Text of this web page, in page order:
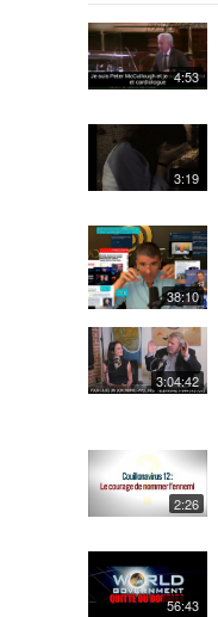
4:53
3:19
38:10
3:04:42
2:26
56:43